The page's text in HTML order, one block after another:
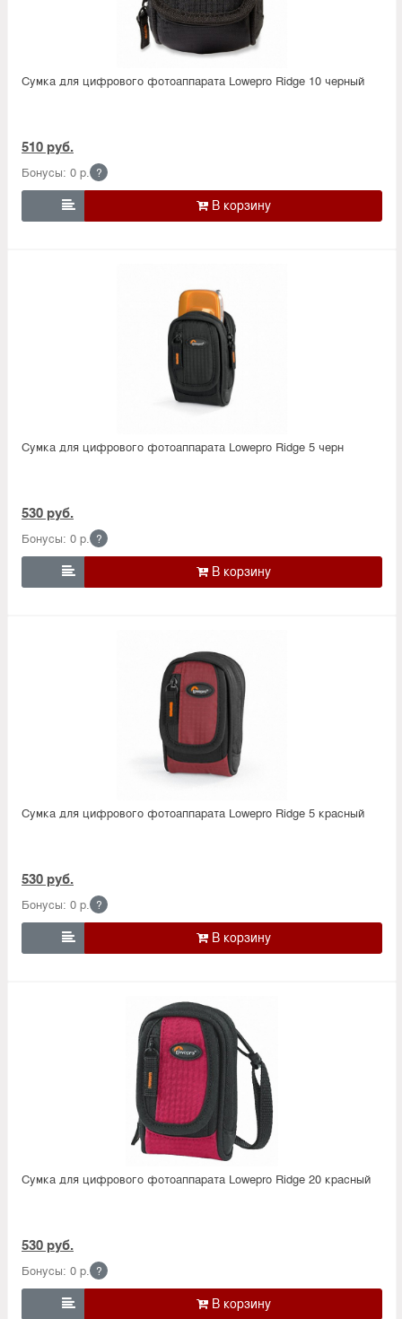
Сумка для цифрового фотоаппарата Lowepro Ridge 10 черный
510 руб.
Бонусы: 0 р. ?

Сумка для цифрового фотоаппарата Lowepro Ridge 5 черн
530 руб.
Бонусы: 0 р. ?

Сумка для цифрового фотоаппарата Lowepro Ridge 5 красный
530 руб.
Бонусы: 0 р. ?

Сумка для цифрового фотоаппарата Lowepro Ridge 20 красный
530 руб.
Бонусы: 0 р. ?
